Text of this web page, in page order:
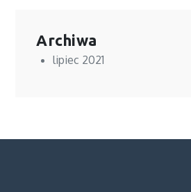
Archiwa
lipiec 2021